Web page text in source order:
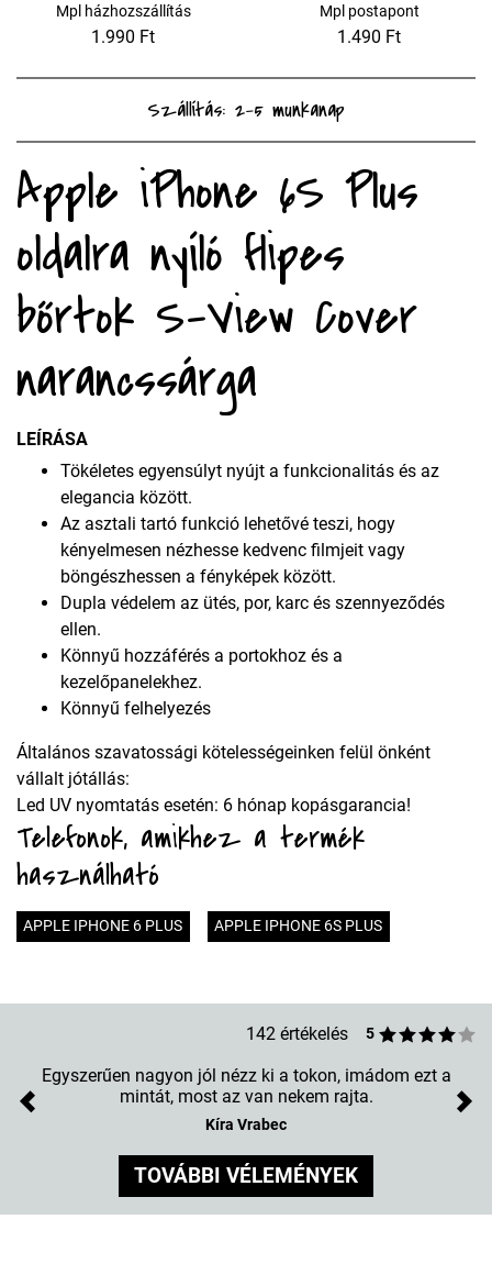
Mpl házhozszállítás
1.990 Ft
Mpl postapont
1.490 Ft
Szállítás: 2-5 munkanap
Apple iPhone 6S Plus
oldalra nyíló flipes
bőrtok S-View Cover
narancssárga
LEÍRÁSA
Tökéletes egyensúlyt nyújt a funkcionalitás és az
elegancia között.
Az asztali tartó funkció lehetővé teszi, hogy
kényelmesen nézhesse kedvenc filmjeit vagy
böngészhessen a fényképek között.
Dupla védelem az ütés, por, karc és szennyeződés
ellen.
Könnyű hozzáférés a portokhoz és a
kezelőpanelekhez.
Könnyű felhelyezés
Általános szavatossági kötelességeinken felül önként
vállalt jótállás:
Led UV nyomtatás esetén: 6 hónap kopásgarancia!
Telefonok, amikhez a termék
használható
APPLE IPHONE 6 PLUS APPLE IPHONE 6S PLUS
142 értékelés 5
Egyszerűen nagyon jól nézz ki a tokon, imádom ezt a
mintát, most az van nekem rajta.
Kíra Vrabec
Previous
TOVÁBBI VÉLEMÉNYEK